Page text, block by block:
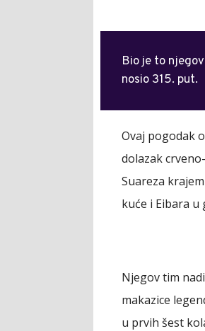
Bio je to
nosio 315. put.
Ovaj pogodak
dolazak
Suareza
kuće i Eibara u
Njegov tim
makazice
u prvih šest